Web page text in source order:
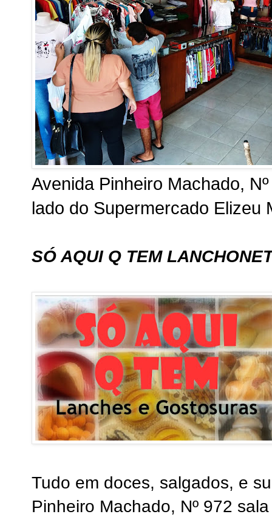
Avenida Pinheiro Machado,
lado do Supermercado Elizeu
SÓ AQUI Q TEM
Tudo em doces, salgados, e
Pinheiro Machado, Nº 972